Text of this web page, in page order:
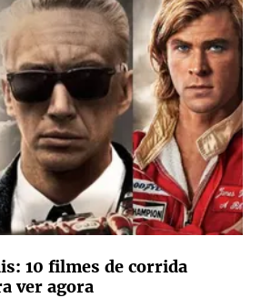
10 filmes de corrida
ver agora